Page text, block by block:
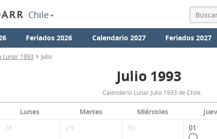
Chile
Feriados 2026 Calendario 2027 Feriados 2027
Lunar 1993 Julio
Calendario
Lunar
Julio
Julio 1993
Calendario Lunar Julio 1993 de Chile.
Lunes Martes Miércoles
28 29 30 01